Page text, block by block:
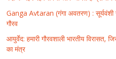
Ganga Avtaran (गंगा अवतरण) : सूर्यवंशी
गौरव
आयुर्वेद: हमारी गौरवशाली भारतीय विरासत,
का मंत्र